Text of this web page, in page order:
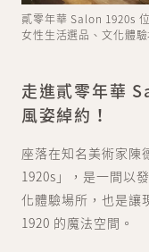
貳零年華 Salon 1920s
女性生活選品、文化體
走進貳零年華
風姿綽約！
座落在知名美術家陳
1920s」，是一間以
化體驗場所，也是讓
1920 的魔法空間。